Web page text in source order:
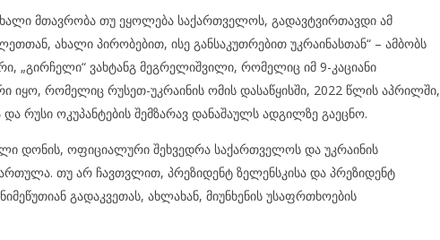
მთავრობა თუ ეყოლება საქართველოს, გადავტვირთავდი ამ
ახალი პირობებით, ისე განსაკუთრებით უკრაინასთან“ – ამბობს
„გირჩელი“ ვახტანგ მეგრელიშვილი, რომელიც იმ 9-კაციანი
იყო, რომელიც რუსეთ-უკრაინის ომის დასაწყისში, 2022 წლის აპრილში,
და რუსი ოკუპანტების შემზარავ დანაშაულს ადგილზე გაეცნო.
დონის, ოფიციალური შეხვედრა საქართველოს და უკრაინის
თუ არ ჩავთვლით, პრეზიდენტ ზელენსკისა და პრეზიდენტ
გადაკვეთას, ახლახან, მიუნხენის უსაფრთხოების